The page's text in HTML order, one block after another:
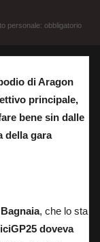
personale: obbligatorio
di Aragon
principale,
bene sin dalle
della gara
, che lo sta
doveva